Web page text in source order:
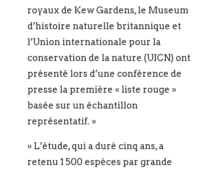
royaux de Kew Gardens, le Museum
d’histoire naturelle britannique et
l’Union internationale pour la
conservation de la nature (UICN) ont
présenté lors d’une conférence de
presse la première « liste rouge »
basée sur un échantillon
représentatif. »
« L’étude, qui a duré cinq ans, a
retenu 1 500 espèces par grande